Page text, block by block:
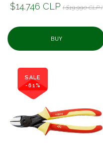
$14.746 CLP ( $19.990 CLP )
BUY
SALE
-61%